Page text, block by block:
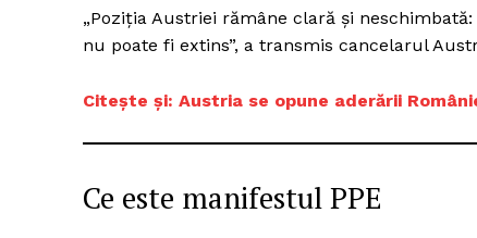
„Poziția Austriei rămâne clară și
nu poate fi extins”, a transmis cancelarul
Citește și: Austria se opune aderării
Ce este manifestul PPE